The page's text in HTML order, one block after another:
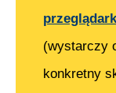
(wystarczy
konkretny